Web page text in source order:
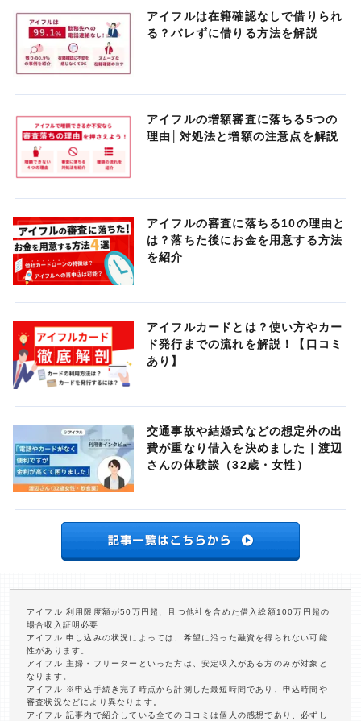
アイフルは在籍確認なしで借りられ
る？バレずに借りる方法を解説
アイフルの増額審査に落ちる5つの
理由│対処法と増額の注意点を解説
アイフルの審査に落ちる10の理由と
は？落ちた後にお金を用意する方法
を紹介
アイフルカードとは？使い方やカー
ド発行までの流れを解説！【口コミ
あり】
交通事故や結婚式などの想定外の出
費が重なり借入を決めました｜渡辺
さんの体験談（32歳・女性）
アイフル 利用限度額が50万円超、且つ他社を含めた借入総額100万円超の
場合収入証明必要
アイフル 申し込みの状況によっては、希望に沿った融資を得られない可能
性があります。
アイフル 主婦・フリーターといった方は、安定収入がある方のみが対象と
なります。
アイフル ※申込手続き完了時点から計測した最短時間であり、申込時間や
審査状況などにより異なります。
アイフル 記事内で紹介している全ての口コミは個人の感想であり、必ずし